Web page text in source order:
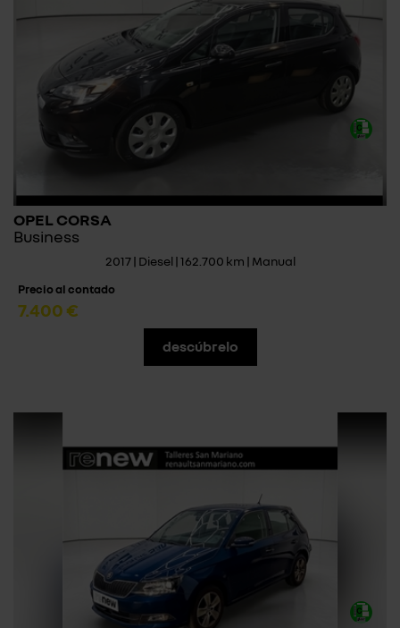
OPEL CORSA
Business
2017 | Diesel | 162.700 km | Manual
Precio al contado
7.400 €
descúbrelo